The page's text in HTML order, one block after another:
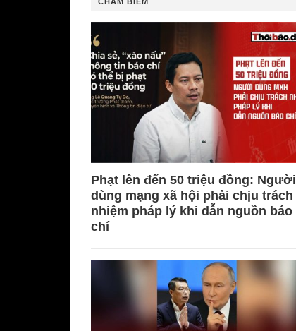
Phạt lên đến 50 triệu đồng: Người
dùng mạng xã hội phải chịu trách
nhiệm pháp lý khi dẫn nguồn báo
chí